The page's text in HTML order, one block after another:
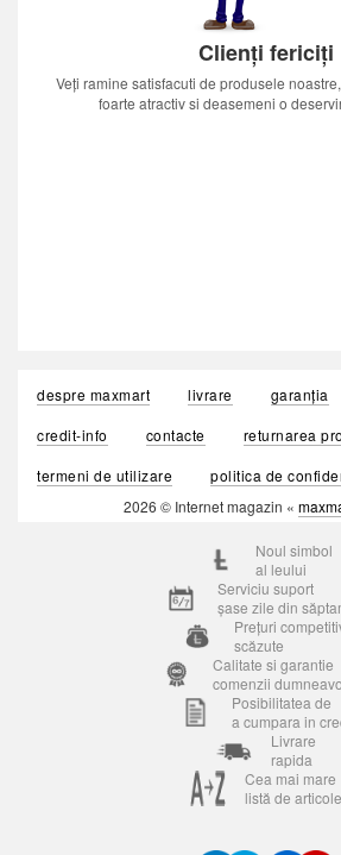
Clienți fericiți
Veți ramine satisfacuti de produsele
foarte atractiv si deasemeni o
despre maxmart livrare garanția
credit-info
contacte
returnarea
termeni de utilizare
politica de
2026 © Internet magazin «
Noul simbol
al leului
Serviciu suport
șase zile din
Prețuri
scăzute
Calitate si garantie
comenzii
Posibilitatea de
a cumpara in
Livrare
rapida
Cea mai mare
listă de articole